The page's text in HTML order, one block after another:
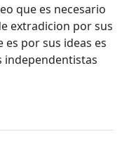
que es necesario
extradicion por sus
es por sus ideas es
independentistas